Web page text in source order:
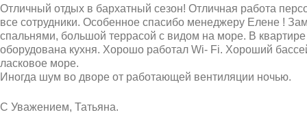
Отличный отдых в бархатный сезон! Отличная работа
все сотрудники. Особенное спасибо менеджеру Елене !
спальнями, большой террасой с видом на море. В
оборудована кухня. Хорошо работал Wi- Fi. Хороший
ласковое море.
Иногда шум во дворе от работающей вентиляции ночью.
С Уважением, Татьяна.